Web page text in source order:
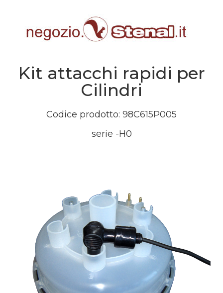
Kit attacchi rapidi per
Cilindri
Codice prodotto: 98C615P005
serie -H0